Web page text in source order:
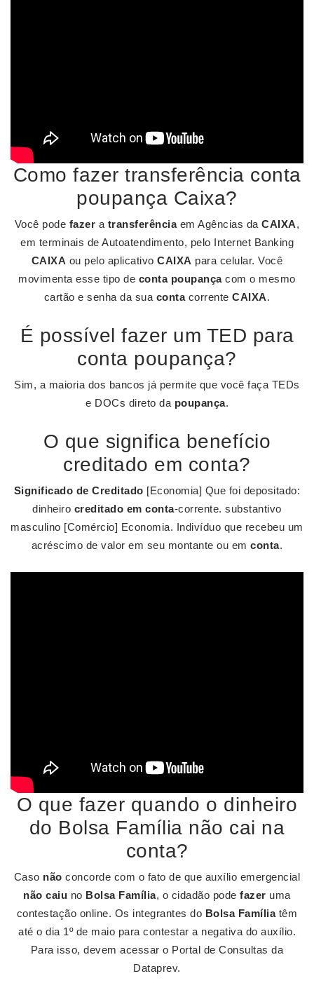
Como fazer transferência conta
poupança Caixa?
Você pode fazer a transferênciaem Agências daCAIXA,
em terminais de Autoatendimento, pelo Internet Banking
CAIXA ou pelo aplicativoCAIXA para celular. Você
movimenta esse tipo de conta poupançacom o mesmo
cartão e senha da sua contacorrenteCAIXA.
É possível fazer um TED para
conta poupança?
Sim, a maioria dos bancos já permite que você faça TEDs
e DOCs direto da poupança.
O que significa benefício
creditado em conta?
Significado de Creditado [Economia] Que foi depositado:
dinheiro creditado em conta-corrente. substantivo
masculino [Comércio] Economia. Indivíduo que recebeu um
acréscimo de valor em seu montante ou emconta.
O que fazer quando o dinheiro
do Bolsa Família não cai na
conta?
Caso não concorde com o fato de que auxílio emergencial
não caiu no Bolsa Família, o cidadão podefazer uma
contestação online. Os integrantes do Bolsa Famíliatêm
até o dia 1º de maio para contestar a negativa do auxílio.
Para isso, devem acessar o Portal de Consultas da
Dataprev.